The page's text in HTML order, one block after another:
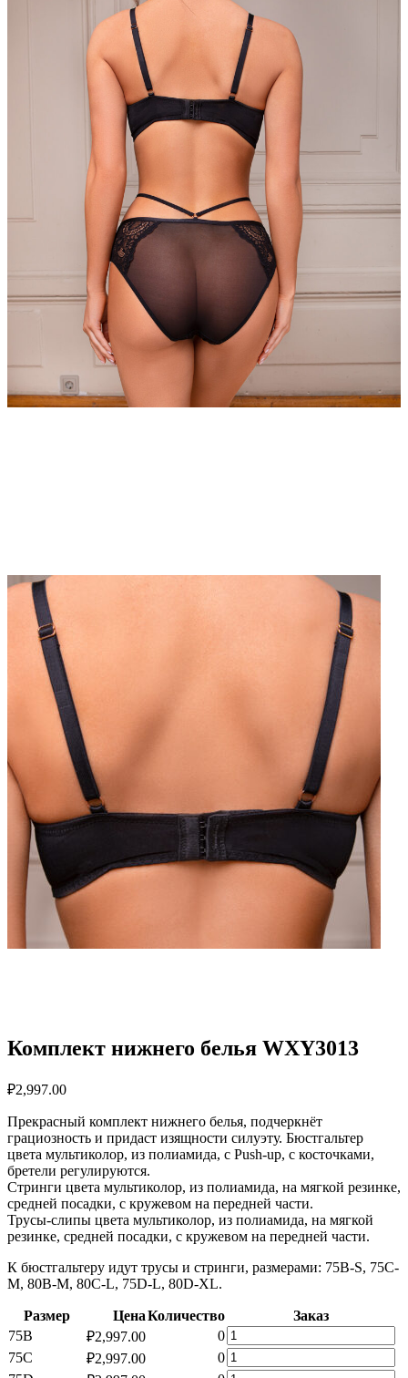
Комплект нижнего белья WXY3013
₽2,997.00
Прекрасный комплект нижнего белья, подчеркнёт
грациозность и придаст изящности силуэту. Бюстгальтер
цвета мультиколор, из полиамида, с Push-up, с косточками,
бретели регулируются.
Стринги цвета мультиколор, из полиамида, на мягкой резинке,
средней посадки, с кружевом на передней части.
Трусы-слипы цвета мультиколор, из полиамида, на мягкой
резинке, средней посадки, с кружевом на передней части.
К бюстгальтеру идут трусы и стринги, размерами: 75B-S, 75C-
M, 80B-M, 80C-L, 75D-L, 80D-XL.
Размер ЦенаКоличество
Заказ
75B
₽2,997.00 0 Количество
товара
Комплект
75C ₽2,997.00 0 Количество
товара